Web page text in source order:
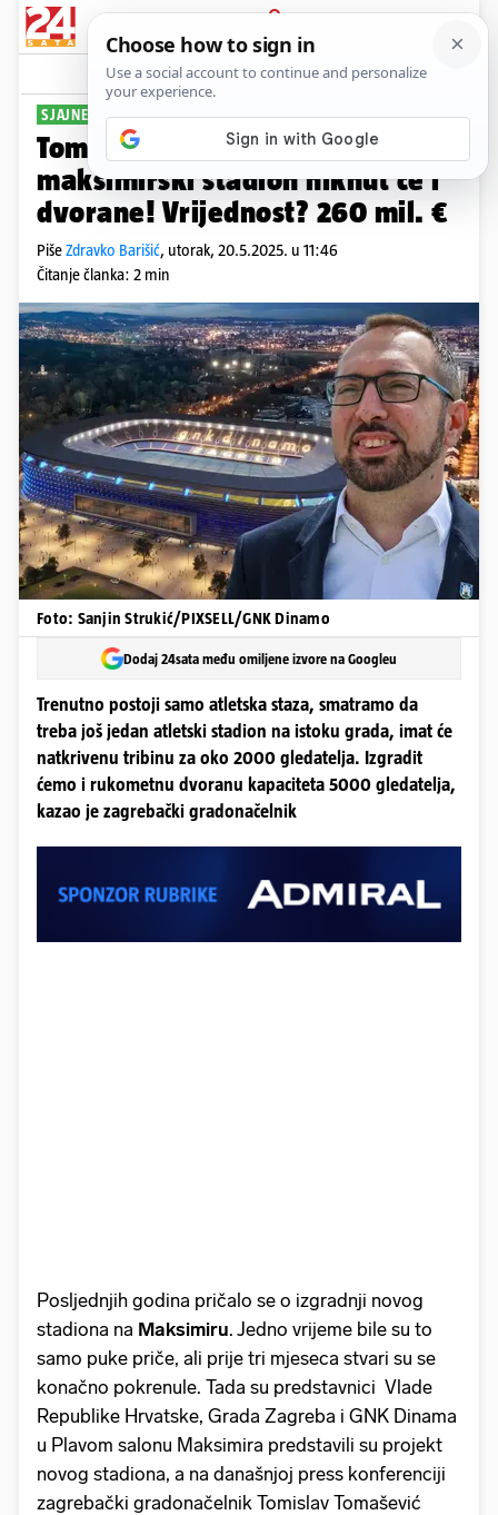
PRIJAVA
Sport Komentari
SJAJNE VIJESTI ZA SPORT U ZAGREBU
Tomašević najavio: Uz novi
maksimirski stadion niknut će i
dvorane! Vrijednost? 260 mil. €
PišeZdravko Barišić, utorak, 20.5.2025. u 11:46
Čitanje članka: 2 min
Foto: Sanjin Strukić/PIXSELL/GNK Dinamo
Dodaj 24sata među omiljene izvore na Googleu
Trenutno postoji samo atletska staza, smatramo da
treba još jedan atletski stadion na istoku grada, imat će
natkrivenu tribinu za oko 2000 gledatelja. Izgradit
ćemo i rukometnu dvoranu kapaciteta 5000 gledatelja,
kazao je zagrebački gradonačelnik
Posljednjih godina pričalo se o izgradnji novog
stadiona na Maksimiru. Jedno vrijeme bile su to
samo puke priče, ali prije tri mjeseca stvari su se
konačno pokrenule. Tada su predstavnici Vlade
Republike Hrvatske, Grada Zagreba i GNK Dinama
u Plavom salonu Maksimira predstavili su projekt
novog stadiona, a na današnjoj press konferenciji
zagrebački gradonačelnik Tomislav Tomašević